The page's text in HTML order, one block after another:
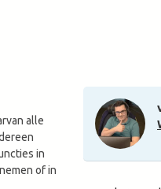
alle
in
of in